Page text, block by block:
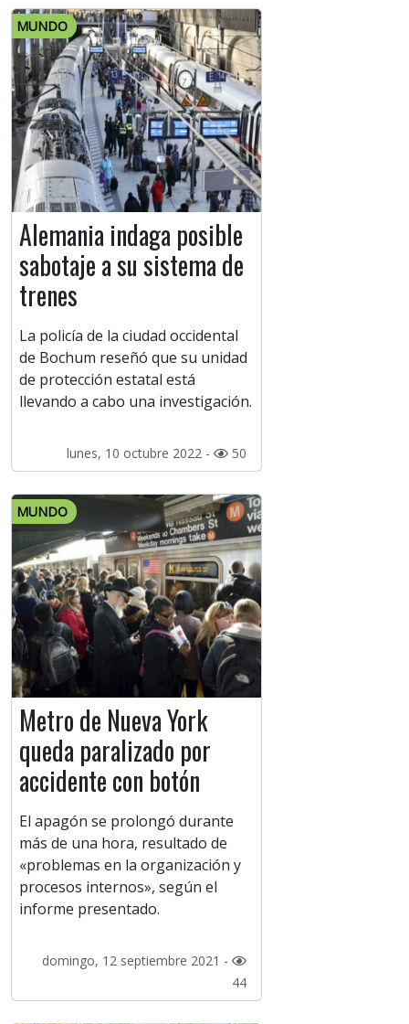
MUNDO
Alemania indaga posible
sabotaje a su sistema de
trenes
La policía de la ciudad occidental
de Bochum reseñó que su unidad
de protección estatal está
llevando a cabo una investigación.
lunes, 10 octubre 2022 - 50
MUNDO
Metro de Nueva York
queda paralizado por
accidente con botón
El apagón se prolongó durante
más de una hora, resultado de
«problemas en la organización y
procesos internos», según el
informe presentado.
domingo, 12 septiembre 2021 -
44